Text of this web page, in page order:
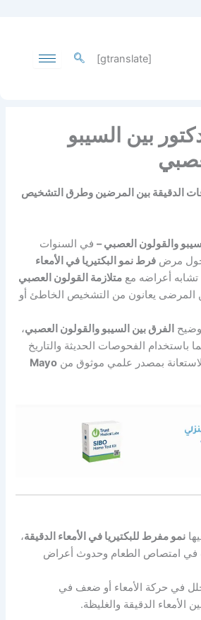
[gtranslate]
بين السيبو
الدقيقة بين المرضين وطرق التشخيص
والقولون العصبي – في السنوات
حول مرضفرط نمو البكتيريا في الأمعاء
أعراضه معمتلازمة القولون العصبي
المرضى يعانون من التشخيص الخاطئ أو
الفرق بين السيبو والقولون العصبي،
باستخدام الفحوصات الحديثة والتاريخ
بمصدر علمي موثوق منMayo
نمو مفرط للبكتيريا في الأمعاء الدقيقة،
في امتصاص الطعام وحدوث أعراض
في حركة الأمعاء أو ضعف في
الأمعاء الدقيقة والغليظة.